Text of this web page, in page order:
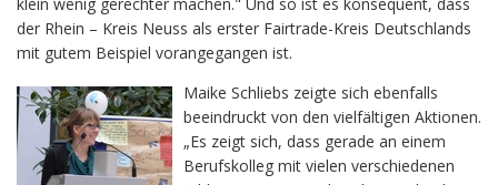
klein wenig gerechter machen." Und so ist es konsequent, dass
der Rhein – Kreis Neuss als erster Fairtrade-Kreis Deutschlands
mit gutem Beispiel vorangegangen ist.
Maike Schliebs zeigte sich ebenfalls
beeindruckt von den vielfältigen Aktionen.
„Es zeigt sich, dass gerade an einem
Berufskolleg mit vielen verschiedenen